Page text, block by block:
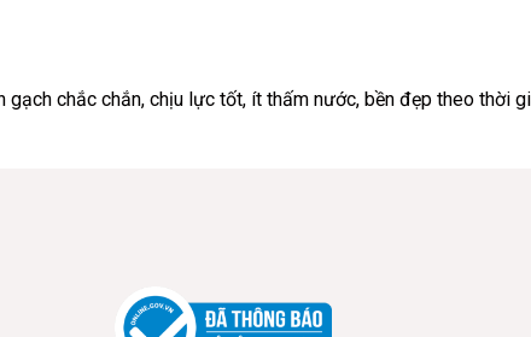
chắc chắn, chịu lực tốt, ít thấm nước, bền đẹp theo thời